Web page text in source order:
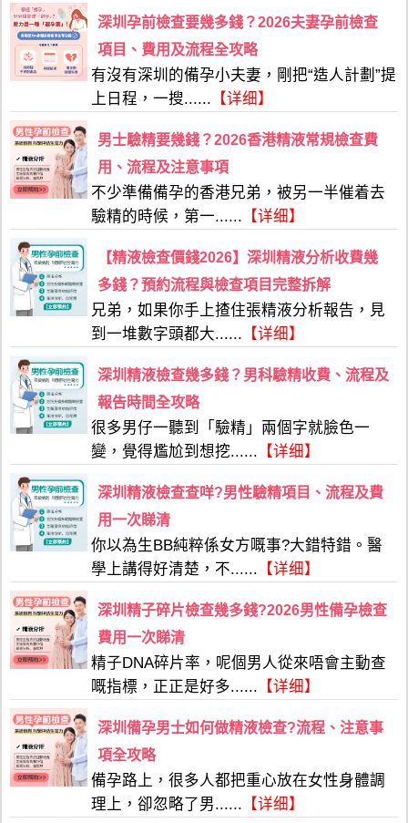
深圳孕前檢查要幾多錢？2026夫妻孕前檢查
項目、費用及流程全攻略
有沒有深圳的備孕小夫妻，剛把“造人計劃”提
上日程，一搜...... 【详细】
男士驗精要幾錢？2026香港精液常規檢查費
用、流程及注意事項
不少準備備孕的香港兄弟，被另一半催着去
驗精的時候，第一...... 【详细】
【精液檢查價錢2026】深圳精液分析收費幾
多錢？預約流程與檢查項目完整拆解
兄弟，如果你手上揸住張精液分析報告，見
到一堆數字頭都大...... 【详细】
深圳精液檢查幾多錢？男科驗精收費、流程及
報告時間全攻略
很多男仔一聽到「驗精」兩個字就臉色一
變，覺得尷尬到想挖...... 【详细】
深圳精液檢查查咩?男性驗精項目、流程及費
用一次睇清
你以為生BB純粹係女方嘅事?大錯特錯。醫
學上講得好清楚，不...... 【详细】
深圳精子碎片檢查幾多錢?2026男性備孕檢查
費用一次睇清
精子DNA碎片率，呢個男人從來唔會主動查
嘅指標，正正是好多...... 【详细】
深圳備孕男士如何做精液檢查?流程、注意事
項全攻略
備孕路上，很多人都把重心放在女性身體調
理上，卻忽略了男...... 【详细】